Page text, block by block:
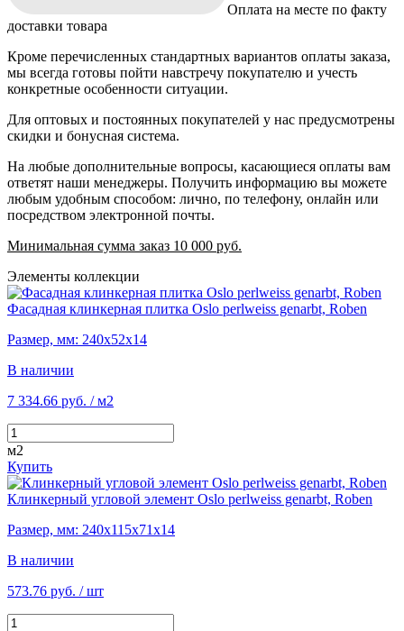
Оплата на месте по факту
доставки товара
Кроме перечисленных стандартных вариантов оплаты заказа,
мы всегда готовы пойти навстречу покупателю и учесть
конкретные особенности ситуации.
Для оптовых и постоянных покупателей у нас предусмотрены
скидки и бонусная система.
На любые дополнительные вопросы, касающиеся оплаты вам
ответят наши менеджеры. Получить информацию вы можете
любым удобным способом: лично, по телефону, онлайн или
посредством электронной почты.
Минимальная сумма заказ 10 000 руб.
Элементы коллекции
Фасадная клинкерная плитка Oslo perlweiss genarbt, Roben
Размер, мм: 240х52х14
В наличии
7 334.66 руб. / м2
м2
Купить
Клинкерный угловой элемент Oslo perlweiss genarbt, Roben
Размер, мм: 240х115х71х14
В наличии
573.76 руб. / шт